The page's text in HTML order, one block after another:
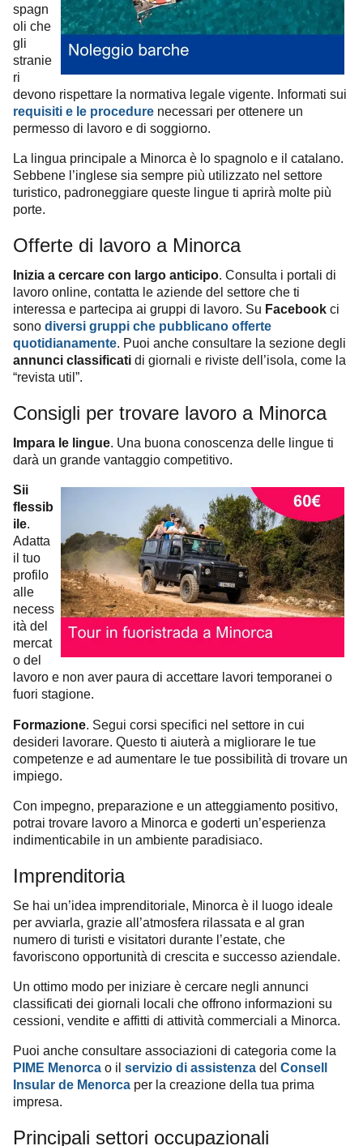
spagn
oli che
gli
stranie
ri
devono rispettare la normativa legale vigente. Informati sui
requisiti e le procedure necessari per ottenere un
permesso di lavoro e di soggiorno.
La lingua principale a Minorca è lo spagnolo e il catalano.
Sebbene l’inglese sia sempre più utilizzato nel settore
turistico, padroneggiare queste lingue ti aprirà molte più
porte.
Offerte di lavoro a Minorca
Inizia a cercare con largo anticipo. Consulta i portali di
lavoro online, contatta le aziende del settore che ti
interessa e partecipa ai gruppi di lavoro. Su Facebook ci
sono diversi gruppi che pubblicano offerte
quotidianamente. Puoi anche consultare la sezione degli
annunci classificati di giornali e riviste dell’isola, come la
“revista util”.
Consigli per trovare lavoro a Minorca
Impara le lingue. Una buona conoscenza delle lingue ti
darà un grande vantaggio competitivo.
Sii
flessib
ile.
Adatta
il tuo
profilo
alle
necess
ità del
mercat
o del
lavoro e non aver paura di accettare lavori temporanei o
fuori stagione.
Formazione . Segui corsi specifici nel settore in cui
desideri lavorare. Questo ti aiuterà a migliorare le tue
competenze e ad aumentare le tue possibilità di trovare un
impiego.
Con impegno, preparazione e un atteggiamento positivo,
potrai trovare lavoro a Minorca e goderti un’esperienza
indimenticabile in un ambiente paradisiaco.
Imprenditoria
Se hai un’idea imprenditoriale, Minorca è il luogo ideale
per avviarla, grazie all’atmosfera rilassata e al gran
numero di turisti e visitatori durante l’estate, che
favoriscono opportunità di crescita e successo aziendale.
Un ottimo modo per iniziare è cercare negli annunci
classificati dei giornali locali che offrono informazioni su
cessioni, vendite e affitti di attività commerciali a Minorca.
Puoi anche consultare associazioni di categoria come la
PIME Menorca o il servizio di assistenza del Consell
Insular de Menorca per la creazione della tua prima
impresa.
Principali settori occupazionali